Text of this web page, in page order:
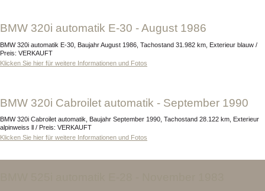
BMW 320i automatik E-30 - August 1986
BMW 320i automatik E-30, Baujahr August 1986, Tachostand 31.982 km, Exterieur blauw /
Preis: VERKAUFT
Klicken Sie hier für weitere Informationen und Fotos
BMW 320i Cabroilet automatik - September 1990
BMW 320i Cabroilet automatik, Baujahr September 1990, Tachostand 28.122 km, Exterieur
alpinweiss ll / Preis: VERKAUFT
Klicken Sie hier für weitere Informationen und Fotos